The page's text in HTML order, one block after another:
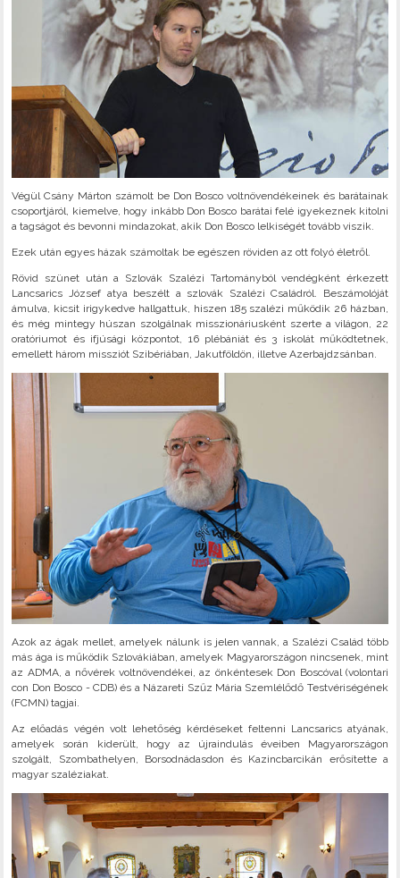
Végül Csány Márton számolt be Don Bosco voltnövendékeinek és barátainak
csoportjáról, kiemelve, hogy inkább Don Bosco barátai felé igyekeznek kitolni
a tagságot és bevonni mindazokat, akik Don Bosco lelkiségét tovább viszik.
Ezek után egyes házak számoltak be egészen röviden az ott folyó életről.
Rövid szünet után a Szlovák Szalézi Tartományból vendégként érkezett
Lancsarics József atya beszélt a szlovák Szalézi Családról. Beszámolóját
ámulva, kicsit irigykedve hallgattuk, hiszen 185 szalézi működik 26 házban,
és még mintegy húszan szolgálnak misszionáriusként szerte a világon, 22
oratóriumot és ifjúsági központot, 16 plébániát és 3 iskolát működtetnek,
emellett három missziót Szibériában, Jakutföldön, illetve Azerbajdzsánban.
Azok az ágak mellet, amelyek nálunk is jelen vannak, a Szalézi Család több
más ága is működik Szlovákiában, amelyek Magyarországon nincsenek, mint
az ADMA, a nővérek voltnövendékei, az önkéntesek Don Boscóval (volontari
con Don Bosco - CDB) és a Názareti Szűz Mária Szemlélődő Testvériségének
(FCMN) tagjai.
Az előadás végén volt lehetőség kérdéseket feltenni Lancsarics atyának,
amelyek során kiderült, hogy az újraindulás éveiben Magyarországon
szolgált, Szombathelyen, Borsodnádasdon és Kazincbarcikán erősítette a
magyar szaléziakat.